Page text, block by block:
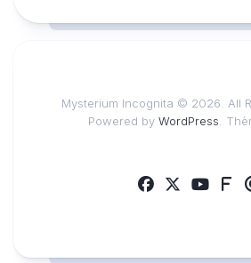
Mysterium Incognita © 2026. All
Powered by WordPress .